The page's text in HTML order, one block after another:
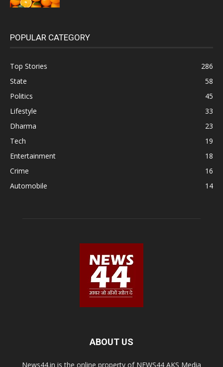
POPULAR CATEGORY
Top Stories
286
State
58
Politics
45
Lifestyle
33
Dharma
23
Tech
19
Entertainment
18
Crime
16
Automobile
14
ABOUT US
News44.in is the online property of NEWS44 AKS Media